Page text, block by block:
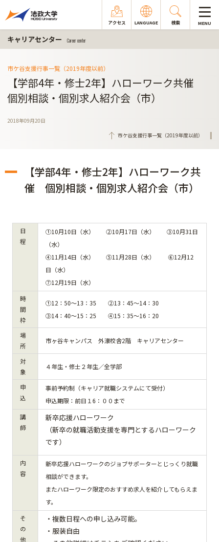
アクセス LANGUAGE 検索 MENU
キャリアセンター Career center
市ケ谷支援行事一覧（2019年度以前）
【学部4年・修士2年】ハローワーク共催
個別相談・個別求人紹介会（市）
2018年09月20日
市ケ谷支援行事一覧（2019年度以前）
【学部4年・修士2年】ハローワーク共
催 個別相談・個別求人紹介会（市）
日
程
①10月10日（水） ②10月17日（水） ③10月31日
（水）
④11月14日（水） ⑤11月28日（水） ⑥12月12
日（水）
⑦12月19日（水）
時
間
枠
①12：50～13：35 ②13：45～14：30
③14：40～15：25 ④15：35～16：20
場
所
市ヶ谷キャンパス 外濠校舎2階 キャリアセンター
対
象
４年生・修士２年生／全学部
申
込
事前予約制（キャリア就職システムにて受付）
申込期限：前日１6：００まで
講
師
新卒応援ハローワーク
（新卒の就職活動支援を専門とするハローワーク
です）
内
容
新卒応援ハローワークのジョブサポーターとじっくり就職
相談ができます。
またハローワーク限定のおすすめ求人を紹介してもらえま
す。
そ
の
他
・複数日程への申し込み可能。
・服装自由